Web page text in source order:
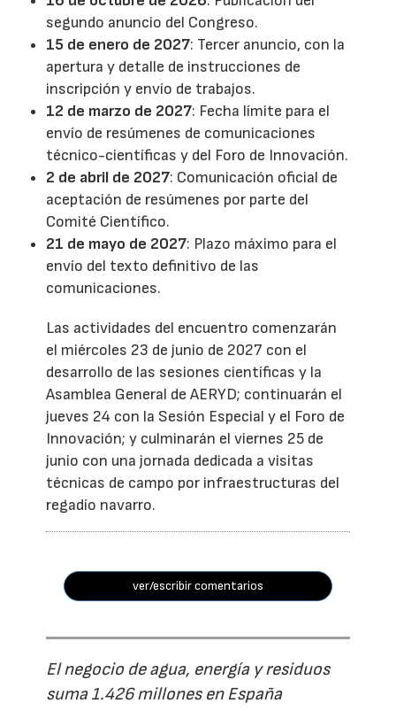
segundo anuncio del Congreso.
15 de enero de 2027: Tercer anuncio, con la
apertura y detalle de instrucciones de
inscripción y envío de trabajos.
12 de marzo de 2027: Fecha límite para el
envío de resúmenes de comunicaciones
técnico-científicas y del Foro de Innovación.
2 de abril de 2027: Comunicación oficial de
aceptación de resúmenes por parte del
Comité Científico.
21 de mayo de 2027: Plazo máximo para el
envío del texto definitivo de las
comunicaciones.
Las actividades del encuentro comenzarán
el miércoles 23 de junio de 2027 con el
desarrollo de las sesiones científicas y la
Asamblea General de AERYD; continuarán el
jueves 24 con la Sesión Especial y el Foro de
Innovación; y culminarán el viernes 25 de
junio con una jornada dedicada a visitas
técnicas de campo por infraestructuras del
regadío navarro.
ver/escribir comentarios
El negocio de agua, energía y residuos
suma 1.426 millones en España